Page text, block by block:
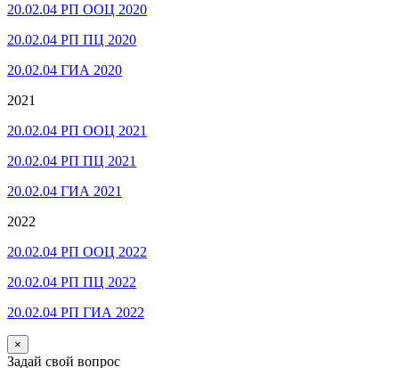
20.02.04 РП ООЦ 2020
20.02.04 РП ПЦ 2020
20.02.04 ГИА 2020
2021
20.02.04 РП ООЦ 2021
20.02.04 РП ПЦ 2021
20.02.04 ГИА 2021
2022
20.02.04 РП ООЦ 2022
20.02.04 РП ПЦ 2022
20.02.04 РП ГИА 2022
×
Задай свой вопрос